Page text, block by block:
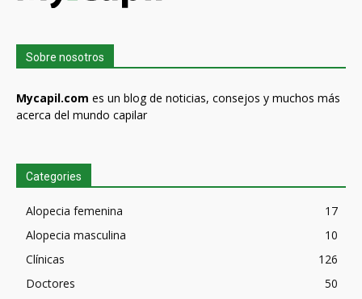
Sobre nosotros
Mycapil.com es un blog de noticias, consejos y muchos más
acerca del mundo capilar
Categories
Alopecia femenina
17
Alopecia masculina
10
Clínicas
126
Doctores
50